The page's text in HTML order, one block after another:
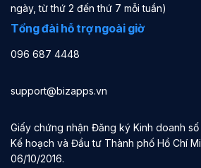
ngày, từ thứ 2 đến thứ 7 mỗi tuần)
Tổng đài hỗ trợ ngoài giờ
096 687 4448
support@bizapps.vn
Giấy chứng nhận Đăng ký Kinh doanh
Kế hoạch và Đầu tư Thành phố Hồ Chí
06/10/2016.